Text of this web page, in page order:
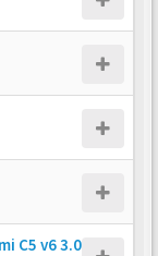
C5 v6 3.0